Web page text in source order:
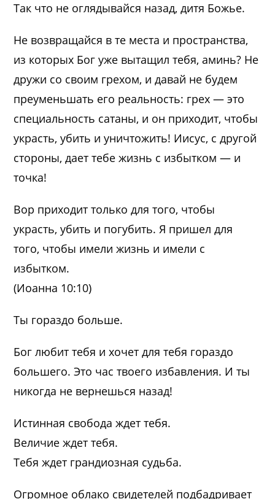
Так что не оглядывайся назад, дитя Божье.
Не возвращайся в те места и пространства,
из которых Бог уже вытащил тебя, аминь? Не
дружи со своим грехом, и давай не будем
преуменьшать его реальность: грех — это
специальность сатаны, и он приходит, чтобы
украсть, убить и уничтожить! Иисус, с другой
стороны, дает тебе жизнь с избытком — и
точка!
Вор приходит только для того, чтобы
украсть, убить и погубить. Я пришел для
того, чтобы имели жизнь и имели с
избытком.
(Иоанна 10:10)
Ты гораздо больше.
Бог любит тебя и хочет для тебя гораздо
большего. Это час твоего избавления. И ты
никогда не вернешься назад!
Истинная свобода ждет тебя.
Величие ждет тебя.
Тебя ждет грандиозная судьба.
Огромное облако свидетелей подбадривает